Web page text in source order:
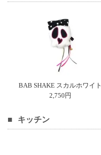
BAB SHAKE スカルホワイト
2,750円
キッチン